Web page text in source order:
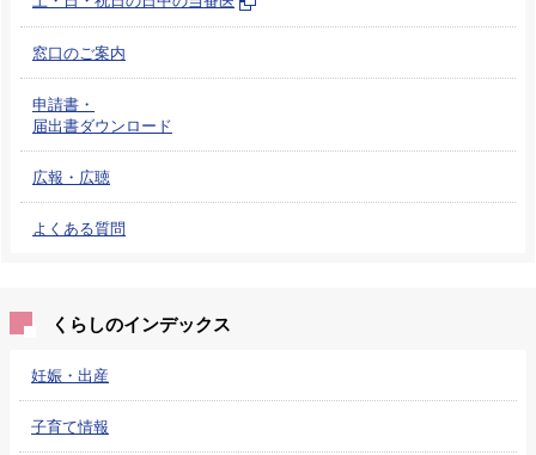
窓口のご案内
申請書・
届出書ダウンロード
広報・広聴
よくある質問
くらしのインデックス
妊娠・出産
子育て情報